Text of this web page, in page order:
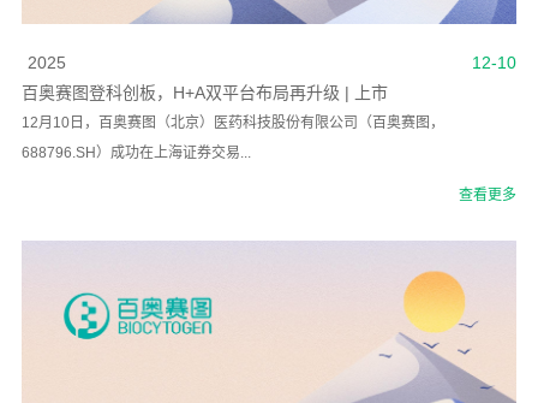
12-10
2025
百奥赛图登科创板，H+A双平台布局再升级 | 上市
12月10日，百奥赛图（北京）医药科技股份有限公司（百奥赛图，
688796.SH）成功在上海证券交易...
查看更多